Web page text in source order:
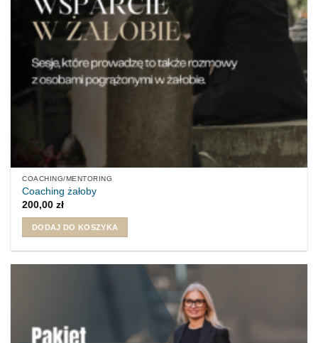
COACHING/MENTORING
Coaching żałoby
200,00zł
DODAJ DO KOSZYKA